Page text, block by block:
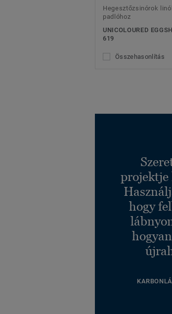
Hegesztőzsinórok
padlóhoz
UNICOLOURED
619
Összehasonlítás
projektje
hogy